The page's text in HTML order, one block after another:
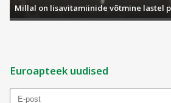
Millal on lisavitamiinide võtmine lastel
Euroapteek uudised